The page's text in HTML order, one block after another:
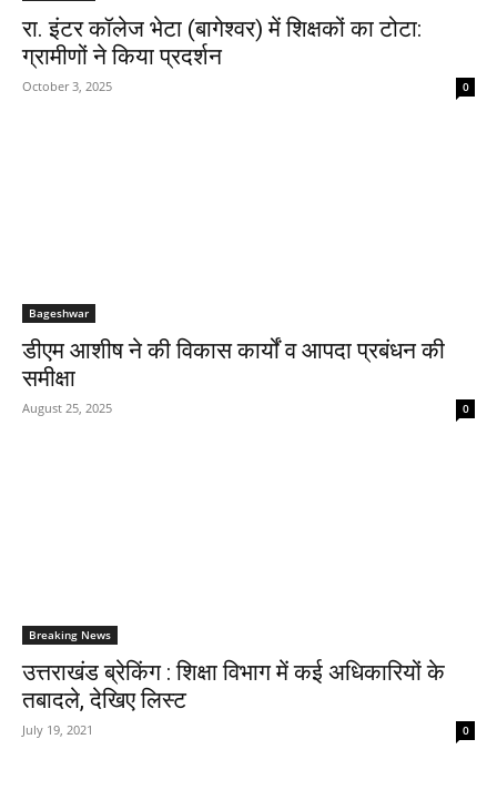
रा. इंटर कॉलेज भेटा (बागेश्वर) में शिक्षकों का टोटा:
ग्रामीणों ने किया प्रदर्शन
October 3, 2025 0
Bageshwar
डीएम आशीष ने की विकास कार्यों व आपदा प्रबंधन की
समीक्षा
August 25, 2025 0
Breaking News
उत्तराखंड ब्रेकिंग : शिक्षा विभाग में कई अधिकारियों के
तबादले, देखिए लिस्ट
July 19, 2021 0